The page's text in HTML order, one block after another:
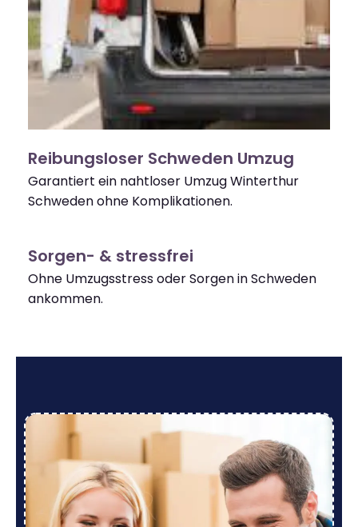
Reibungsloser Schweden Umzug
Garantiert ein nahtloser Umzug Winterthur
Schweden ohne Komplikationen.
Sorgen- & stressfrei
Ohne Umzugsstress oder Sorgen in Schweden
ankommen.